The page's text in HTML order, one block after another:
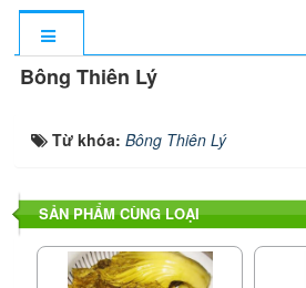
Bông Thiên Lý
Từ khóa: Bông Thiên Lý
SẢN PHẨM CÙNG LOẠI